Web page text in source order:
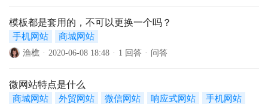
模板都是套用的，不可以更换一个吗？
手机网站 商城网站
渔樵 · 2020-06-08 18:48 · 1 回答 · 问答
微网站特点是什么
商城网站 外贸网站 微信网站 响应式网站 手机网站